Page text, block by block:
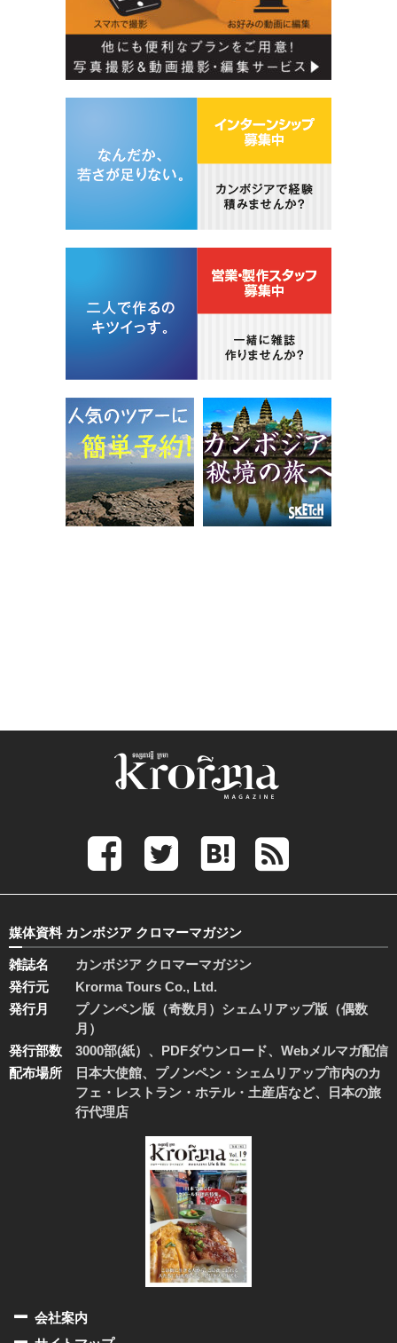
媒体資料 カンボジア クロマーマガジン
雑誌名
カンボジア クロマーマガジン
発行元
Krorma Tours Co., Ltd.
発行月
プノンペン版（奇数月）シェムリアップ版（偶数
月）
発行部数
3000部(紙）、PDFダウンロード、Webメルマガ配信
配布場所
日本大使館、プノンペン・シェムリアップ市内のカ
フェ・レストラン・ホテル・土産店など、日本の旅
行代理店
会社案内